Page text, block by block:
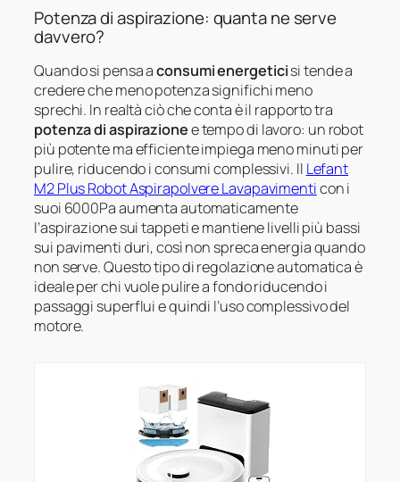
Potenza di aspirazione: quanta ne serve
davvero?
Quando si pensa aconsumi energeticisi tende a
credere che meno potenza significhi meno
sprechi. In realtà ciò che conta è il rapporto tra
potenza di aspirazionee tempo di lavoro: un robot
più potente ma efficiente impiega meno minuti per
pulire, riducendo i consumi complessivi. Il Lefant
M2 Plus Robot Aspirapolvere Lavapavimenticon i
suoi 6000Pa aumenta automaticamente
l’aspirazione sui tappeti e mantiene livelli più bassi
sui pavimenti duri, così non spreca energia quando
non serve. Questo tipo di regolazione automatica è
ideale per chi vuole pulire a fondo riducendo i
passaggi superflui e quindi l’uso complessivo del
motore.